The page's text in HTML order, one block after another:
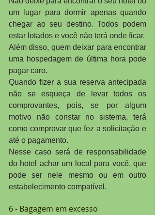
um lugar para dormir apenas quando
chegar ao seu destino. Todos podem
estar lotados e você não terá onde ficar.
Além disso, quem deixar para encontrar
uma hospedagem de última hora pode
pagar caro.
Quando fizer a sua reserva antecipada
não se esqueça de levar todos os
comprovantes, pois, se por algum
motivo não constar no sistema, terá
como comprovar que fez a solicitação e
até o pagamento.
Nesse caso será de responsabilidade
do hotel achar um local para você, que
pode ser nele mesmo ou em outro
estabelecimento compatível.
6 - Bagagem em excesso